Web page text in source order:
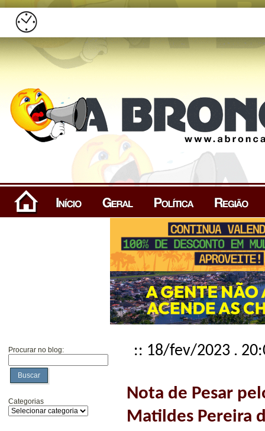
Procurar no blog:
Buscar
Categorias
:: 18/fev/2023 .
Nota de Pesar
Matildes Pereira